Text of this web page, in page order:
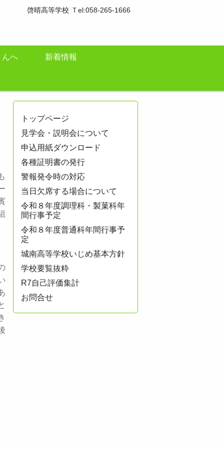
啓晴高等学校 Ｔel:058-265-1666
んへ 新着情報
トップページ
見学会・説明会について
申込用紙ダウンロード
各種証明書の発行
警報発令時の対応
当日欠席する場合について
令和８年度調理科・製菓科年
間行事予定
令和８年度普通科年間行事予
定
城南高等学校いじめ基本方針
学校要覧抜粋
R7自己評価集計
お問合せ